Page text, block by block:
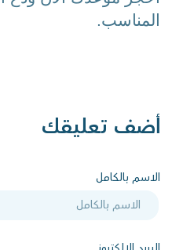
المناسب.
أضف تعليقك
الاسم بالكامل